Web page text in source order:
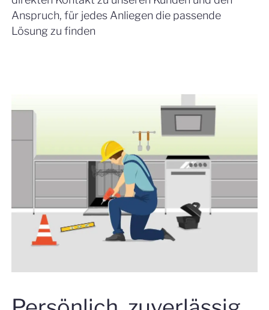
Anspruch, für jedes Anliegen die passende
Lösung zu finden